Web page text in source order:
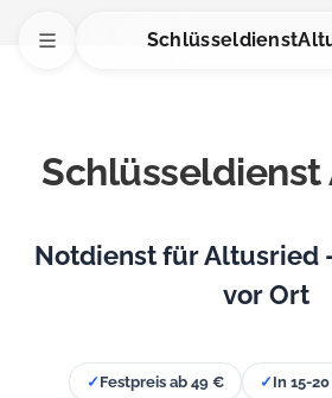
Schlüsseldienst
Notdienst für Altusried
vor Ort
✓ Festpreis ab 49 € ✓ In 15-